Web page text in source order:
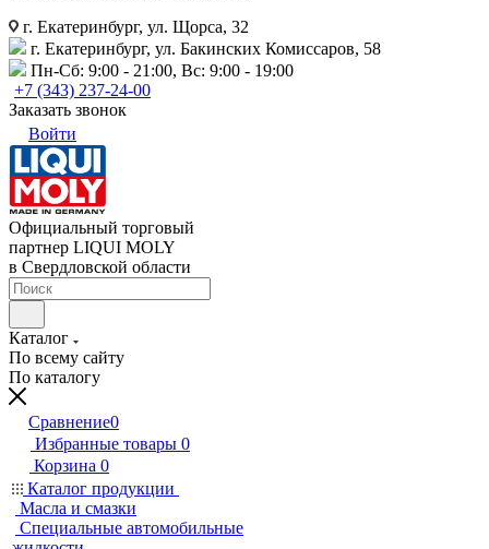
г. Екатеринбург, ул. Щорса, 32
г. Екатеринбург, ул. Бакинских Комиссаров, 58
Пн-Сб: 9:00 - 21:00, Вс: 9:00 - 19:00
+7 (343) 237-24-00
Заказать звонок
Войти
Официальный торговый
партнер LIQUI MOLY
в Свердловской области
Каталог
По всему сайту
По каталогу
Сравнение0
Избранные товары 0
Корзина 0
Каталог продукции
Масла и смазки
Специальные автомобильные